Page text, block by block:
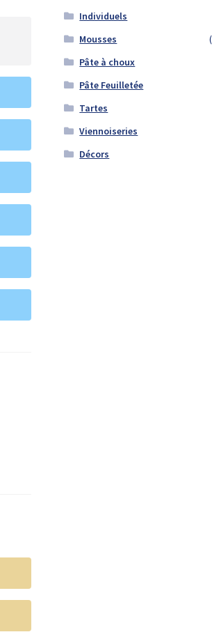
Individuels
Mousses
Pâte à choux
Pâte Feuilletée
Tartes
Viennoiseries
Décors